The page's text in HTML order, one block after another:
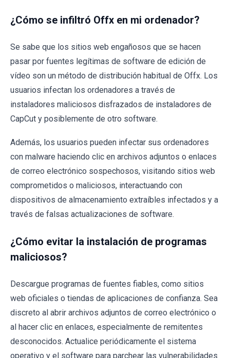
¿Cómo se infiltró Offx en mi ordenador?
Se sabe que los sitios web engañosos que se hacen
pasar por fuentes legítimas de software de edición de
vídeo son un método de distribución habitual de Offx. Los
usuarios infectan los ordenadores a través de
instaladores maliciosos disfrazados de instaladores de
CapCut y posiblemente de otro software.
Además, los usuarios pueden infectar sus ordenadores
con malware haciendo clic en archivos adjuntos o enlaces
de correo electrónico sospechosos, visitando sitios web
comprometidos o maliciosos, interactuando con
dispositivos de almacenamiento extraíbles infectados y a
través de falsas actualizaciones de software.
¿Cómo evitar la instalación de programas
maliciosos?
Descargue programas de fuentes fiables, como sitios
web oficiales o tiendas de aplicaciones de confianza. Sea
discreto al abrir archivos adjuntos de correo electrónico o
al hacer clic en enlaces, especialmente de remitentes
desconocidos. Actualice periódicamente el sistema
operativo y el software para parchear las vulnerabilidades